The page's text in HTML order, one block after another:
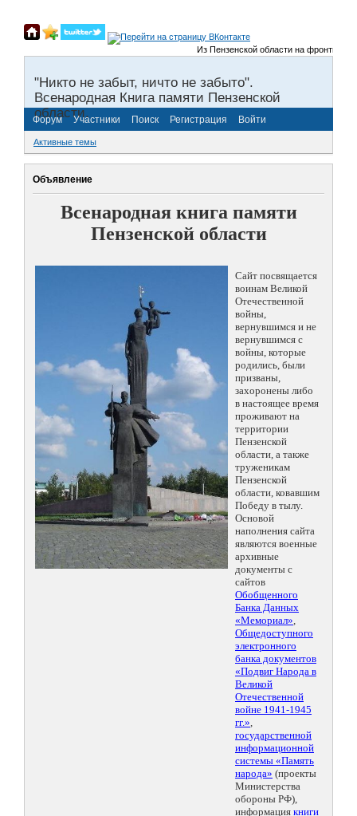
Из Пензенской области на фронты
"Никто не забыт, ничто не забыто".
Всенародная Книга памяти Пензенской
области.
Форум Участники Поиск Регистрация Войти
Активные темы
Объявление
Всенародная книга памяти
Пензенской области
Сайт посвящается
воинам Великой
Отечественной
войны,
вернувшимся и не
вернувшимся с
войны, которые
родились, были
призваны,
захоронены либо
в настоящее время
проживают на
территории
Пензенской
области, а также
труженикам
Пензенской
области, ковавшим
Победу в тылу.
Основой
наполнения сайта
являются военные
архивные
документы с
сайтов
Обобщенного
Банка Данных
«Мемориал»,
Общедоступного
электронного
банка документов
«Подвиг Народа в
Великой
Отечественной
войне 1941-1945
гг.»,
государственной
информационной
системы «Память
народа» (проекты
Министерства
обороны РФ),
информация книги